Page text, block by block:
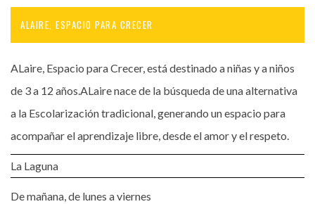
ALAIRE, ESPACIO PARA CRECER
ALaire, Espacio para Crecer, está destinado a niñas y a niños
de 3 a 12 años.ALaire nace de la búsqueda de una alternativa
a la Escolarización tradicional, generando un espacio para
acompañar el aprendizaje libre, desde el amor y el respeto.
La Laguna
De mañana, de lunes a viernes